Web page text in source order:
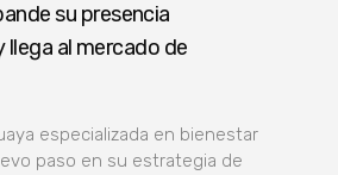
su presencia
llega al mercado de
especializada en bienestar
paso en su estrategia de